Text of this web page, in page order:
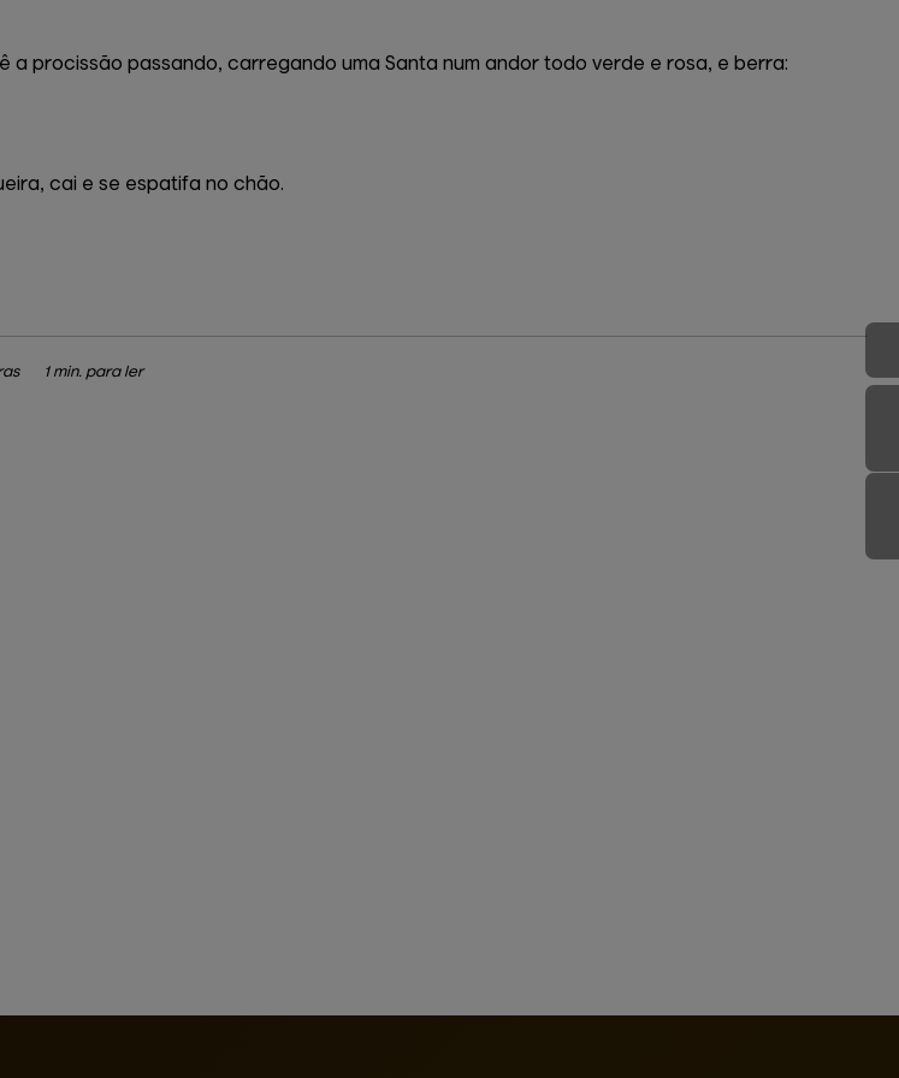
a procissão passando, carregando uma Santa num andor todo verde e rosa, e berra:
cai e se espatifa no chão.
1 min. para ler